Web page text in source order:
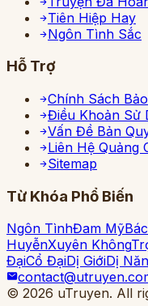
Tiên Hiệp Hay
Ngôn Tình Sắc
Hỗ Trợ
Chính Sách
Điều Khoản Sử
Vấn Đề Bản
Liên Hệ Quảng
Sitemap
Từ Khóa Phổ Biến
Ngôn TìnhĐam Mỹ
HuyễnXuyên Không
ĐạiCổ ĐạiDị GiớiDị
© 2026 uTruyen. All